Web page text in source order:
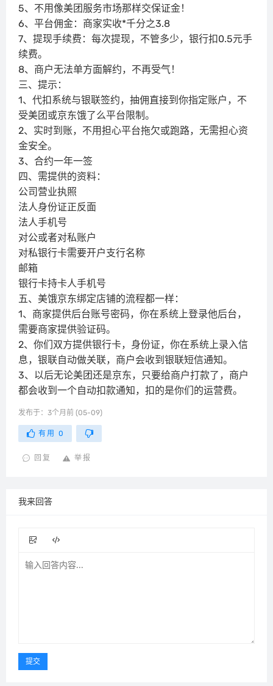
5、不用像美团服务市场那样交保证金！
6、平台佣金：商家实收*千分之3.8
7、提现手续费：每次提现，不管多少，银行扣0.5元手
续费。
8、商户无法单方面解约，不再受气！
三、提示：
1、代扣系统与银联签约，抽佣直接到你指定账户，不
受美团或京东饿了么平台限制。
2、实时到账，不用担心平台拖欠或跑路，无需担心资
金安全。
3、合约一年一签
四、需提供的资料：
公司营业执照
法人身份证正反面
法人手机号
对公或者对私账户
对私银行卡需要开户支行名称
邮箱
银行卡持卡人手机号
五、美饿京东绑定店铺的流程都一样：
1、商家提供后台账号密码，你在系统上登录他后台，
需要商家提供验证码。
2、你们双方提供银行卡，身份证，你在系统上录入信
息，银联自动做关联，商户会收到银联短信通知。
3、以后无论美团还是京东，只要给商户打款了，商户
都会收到一个自动扣款通知，扣的是你们的运营费。
发布于：3个月前 (05-09)
有用 0
回复 举报
我来回答